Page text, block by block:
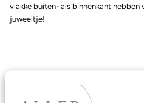
vlakke buiten- als binnenkant hebben
juweeltje!